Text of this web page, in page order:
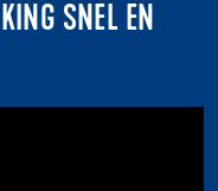
SNEL EN